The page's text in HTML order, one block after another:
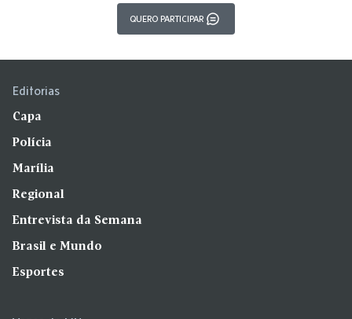
QUERO PARTICIPAR
Editorias
Capa
Polícia
Marília
Regional
Entrevista da Semana
Brasil e Mundo
Esportes